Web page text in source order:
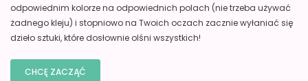
odpowiednim kolorze na odpowiednich polach (nie trzeba używać
żadnego kleju) i stopniowo na Twoich oczach zacznie wyłaniać się
dzieło sztuki, które dosłownie olśni wszystkich!
CHCĘ ZACZĄĆ